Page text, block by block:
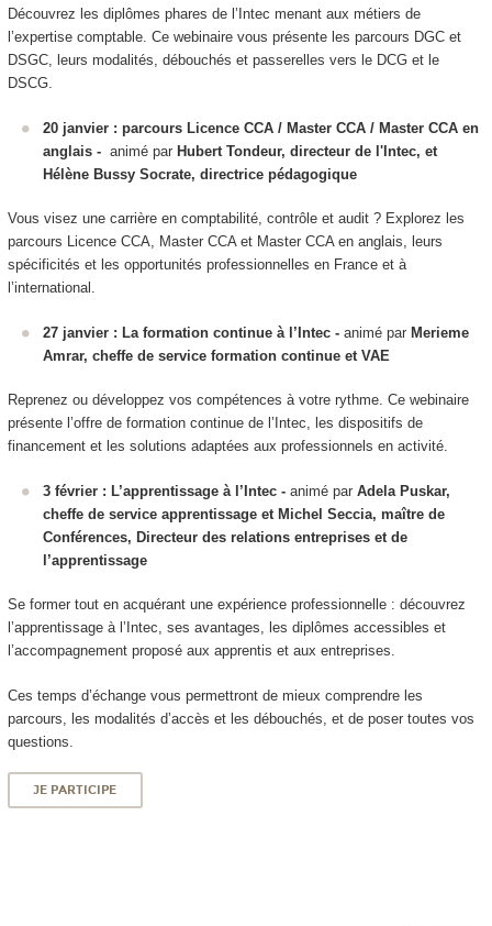
Découvrez les diplômes phares de l’Intec menant aux métiers de
l’expertise comptable. Ce webinaire vous présente les parcours DGC et
DSGC, leurs modalités, débouchés et passerelles vers le DCG et le
DSCG.
20 janvier : parcours Licence CCA / Master CCA / Master CCA en
anglais - animé par Hubert Tondeur, directeur de l'Intec, et
Hélène Bussy Socrate, directrice pédagogique
Vous visez une carrière en comptabilité, contrôle et audit ? Explorez les
parcours Licence CCA, Master CCA et Master CCA en anglais, leurs
spécificités et les opportunités professionnelles en France et à
l’international.
27 janvier : La formation continue à l’Intec - animé par Merieme
Amrar, cheffe de service formation continue et VAE
Reprenez ou développez vos compétences à votre rythme. Ce webinaire
présente l’offre de formation continue de l’Intec, les dispositifs de
financement et les solutions adaptées aux professionnels en activité.
3 février : L’apprentissage à l’Intec - animé par Adela Puskar,
cheffe de service apprentissage et Michel Seccia, maître de
Conférences, Directeur des relations entreprises et de
l’apprentissage
Se former tout en acquérant une expérience professionnelle : découvrez
l’apprentissage à l’Intec, ses avantages, les diplômes accessibles et
l’accompagnement proposé aux apprentis et aux entreprises.
Ces temps d’échange vous permettront de mieux comprendre les
parcours, les modalités d’accès et les débouchés, et de poser toutes vos
questions.
JE PARTICIPE